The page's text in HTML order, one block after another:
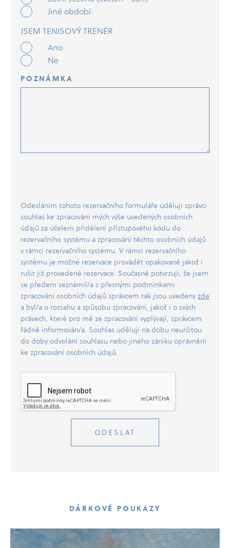
Jiné období
JSEM TENISOVÝ TRENÉR
Ano
Ne
POZNÁMKA
Odesláním tohoto rezervačního formuláře uděluji správci
souhlas ke zpracování mých výše uvedených osobních
údajů za účelem přidělení přístupového kódu do
rezervačního systému a zpracování těchto osobních údajů
v rámci rezervačního systému. V rámci rezervačního
systému je možné rezervace provádět opakovaně jakož i
rušit již provedené rezervace. Současně potvrzuji, že jsem
se předem seznámil/a s přesnými podmínkami
zpracování osobních údajů správcem tak jsou uvedeny zde
a byl/a o rozsahu a způsobu zpracování, jakož i o svých
právech, které pro mě ze zpracování vyplývají, správcem
řádně informován/a. Souhlas uděluji na dobu neurčitou
do doby odvolání souhlasu nebo jiného zániku oprávnění
ke zpracování osobních údajů.
ODESLAT
DÁRKOVÉ POUKAZY